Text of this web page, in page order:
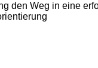
den Weg in eine